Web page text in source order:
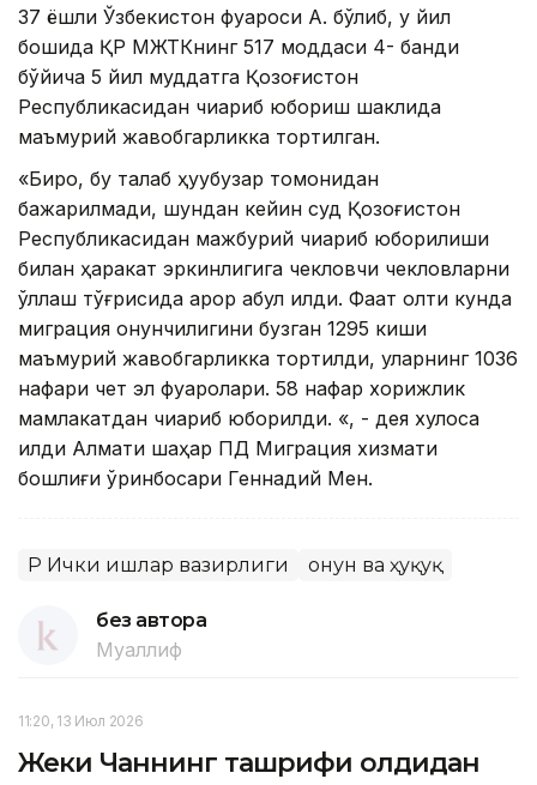
37 ёшли Ўзбекистон фуқароси A. бўлиб, у йил
бошида ҚР МЖТКнинг 517 моддаси 4- банди
бўйича 5 йил муддатга Қозоғистон
Республикасидан чиқариб юбориш шаклида
маъмурий жавобгарликка тортилган.
«Бироқ, бу талаб ҳуқуқбузар томонидан
бажарилмади, шундан кейин суд Қозоғистон
Республикасидан мажбурий чиқариб юборилиши
билан ҳаракат эркинлигига чекловчи чекловларни
қўллаш тўғрисида қарор қабул қилди. Фақат олти кунда
миграция қонунчилигини бузган 1295 киши
маъмурий жавобгарликка тортилди, уларнинг 1036
нафари чет эл фуқаролари. 58 нафар хорижлик
мамлакатдан чиқариб юборилди. «, - дея хулоса
қилди Алмати шаҳар ПД Миграция хизмати
бошлиғи ўринбосари Геннадий Мен.
ҚР Ички ишлар вазирлиги Қонун ва ҳуқуқ
без автора
Муаллиф
11:20, 13 Июл 2026
Жеки Чаннинг ташрифи олдидан